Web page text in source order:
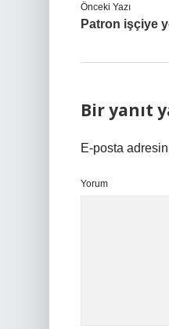
Önceki Yazı
Patron işçiye
Bir yanıt
E-posta
Yorum